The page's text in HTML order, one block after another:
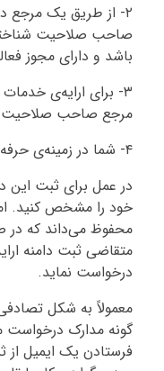
۲- از طریق یک مرجع
صاحب صلاحیت
باشد و دارای مجوز
۳- برای ارایه‌ی
مرجع صاحب صلاحیت
۴- شما در زمینه‌ی حرفه‌ای خود صاحب حسن شهرت باشید.
در عمل برای ثبت این
خود را مشخص کنید.
محفوظ می‌داند که در
متقاضی ثبت دامنه
درخواست نماید.
معمولاً به شکل
گونه مدارک
فرستادن یک ایمیل از